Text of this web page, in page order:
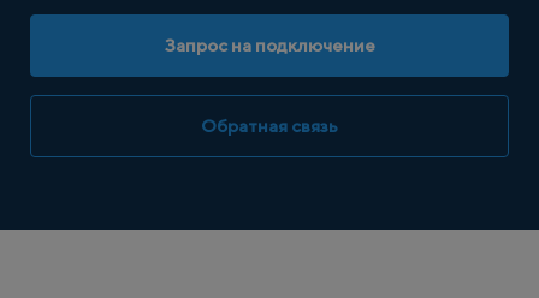
Запрос на подключение
Обратная связь